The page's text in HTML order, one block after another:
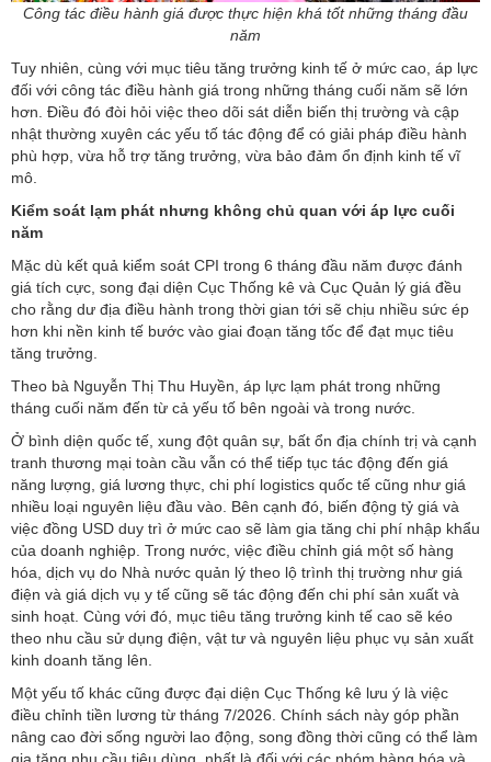
Công tác điều hành giá được thực hiện khá tốt những tháng đầu
năm
Tuy nhiên, cùng với mục tiêu tăng trưởng kinh tế ở mức cao, áp lực
đối với công tác điều hành giá trong những tháng cuối năm sẽ lớn
hơn. Điều đó đòi hỏi việc theo dõi sát diễn biến thị trường và cập
nhật thường xuyên các yếu tố tác động để có giải pháp điều hành
phù hợp, vừa hỗ trợ tăng trưởng, vừa bảo đảm ổn định kinh tế vĩ
mô.
Kiểm soát lạm phát nhưng không chủ quan với áp lực cuối
năm
Mặc dù kết quả kiểm soát CPI trong 6 tháng đầu năm được đánh
giá tích cực, song đại diện Cục Thống kê và Cục Quản lý giá đều
cho rằng dư địa điều hành trong thời gian tới sẽ chịu nhiều sức ép
hơn khi nền kinh tế bước vào giai đoạn tăng tốc để đạt mục tiêu
tăng trưởng.
Theo bà Nguyễn Thị Thu Huyền, áp lực lạm phát trong những
tháng cuối năm đến từ cả yếu tố bên ngoài và trong nước.
Ở bình diện quốc tế, xung đột quân sự, bất ổn địa chính trị và cạnh
tranh thương mại toàn cầu vẫn có thể tiếp tục tác động đến giá
năng lượng, giá lương thực, chi phí logistics quốc tế cũng như giá
nhiều loại nguyên liệu đầu vào. Bên cạnh đó, biến động tỷ giá và
việc đồng USD duy trì ở mức cao sẽ làm gia tăng chi phí nhập khẩu
của doanh nghiệp. Trong nước, việc điều chỉnh giá một số hàng
hóa, dịch vụ do Nhà nước quản lý theo lộ trình thị trường như giá
điện và giá dịch vụ y tế cũng sẽ tác động đến chi phí sản xuất và
sinh hoạt. Cùng với đó, mục tiêu tăng trưởng kinh tế cao sẽ kéo
theo nhu cầu sử dụng điện, vật tư và nguyên liệu phục vụ sản xuất
kinh doanh tăng lên.
Một yếu tố khác cũng được đại diện Cục Thống kê lưu ý là việc
điều chỉnh tiền lương từ tháng 7/2026. Chính sách này góp phần
nâng cao đời sống người lao động, song đồng thời cũng có thể làm
gia tăng nhu cầu tiêu dùng, nhất là đối với các nhóm hàng hóa và